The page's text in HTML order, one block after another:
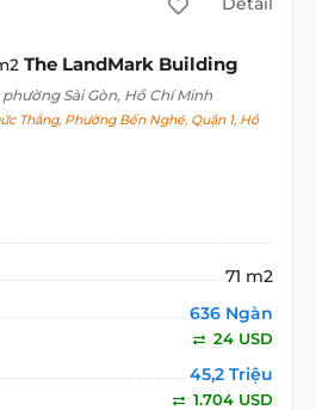
The LandMark Building
phường Sài Gòn, Hồ Chí Minh
Thắng, Phường Bến Nghé, Quận 1, Hồ
71 m2
636 Ngàn
24 USD
45,2 Triệu
1.704 USD